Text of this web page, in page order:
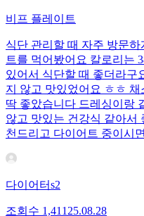
비프 플레이트
식단 관리할 때 자주 방문하
트를 먹어봤어요 칼로리는
있어서 식단할 때 좋더라구
지 않고 맛있었어요 ㅎㅎ 채
딱 좋았습니다 드레싱이랑
않고 맛있는 건강식 같아서
천드리고 다이어트 중이시
다이어터s2
조회수 1,411 25.08.28